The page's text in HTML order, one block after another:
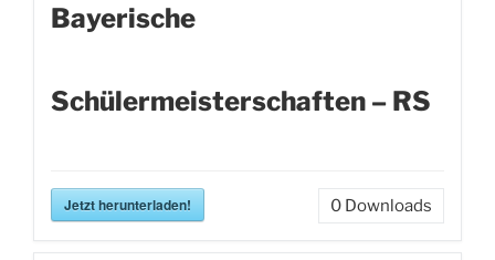
Bayerische
Schülermeisterschaften – RS
Jetzt herunterladen! 0 Downloads